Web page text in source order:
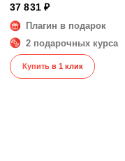
37 831 ₽
Плагин в подарок
2 подарочных курса
Купить в 1 клик